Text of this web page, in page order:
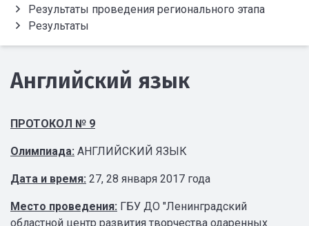
Результаты проведения регионального этапа
Результаты
Английский язык
ПРОТОКОЛ № 9
Олимпиада: АНГЛИЙСКИЙ ЯЗЫК
Дата и время: 27, 28 января 2017 года
Место проведения: ГБУ ДО "Ленинградский
областной центр развития творчества одаренных